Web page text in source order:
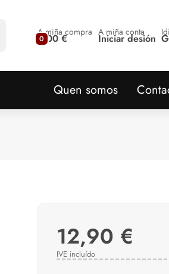
0
A miña compra
0,00 € A miña conta
Iniciar desión
Quen somos
12,90 €
IVE incluído